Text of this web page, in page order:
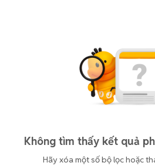
Không tìm thấy kết quả
Hãy xóa một số bộ lọc hoặc